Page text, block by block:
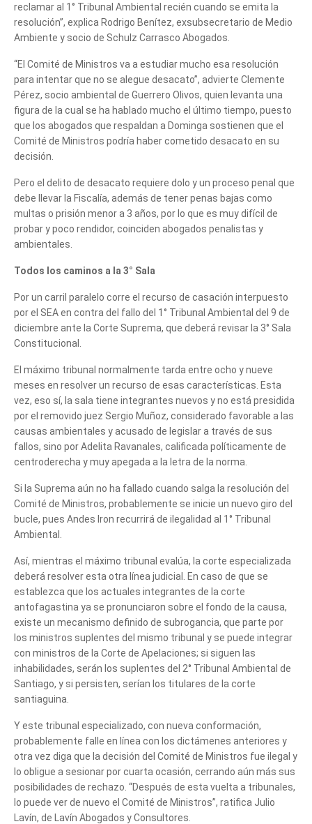
can we help you?
reclamar al 1° Tribunal Ambiental recién cuando se emita la
resolución”, explica Rodrigo Benítez, exsubsecretario de Medio
Ambiente y socio de Schulz Carrasco Abogados.
“El Comité de Ministros va a estudiar mucho esa resolución
para intentar que no se alegue desacato”, advierte Clemente
Pérez, socio ambiental de Guerrero Olivos, quien levanta una
figura de la cual se ha hablado mucho el último tiempo, puesto
que los abogados que respaldan a Dominga sostienen que el
Comité de Ministros podría haber cometido desacato en su
decisión.
Pero el delito de desacato requiere dolo y un proceso penal que
debe llevar la Fiscalía, además de tener penas bajas como
multas o prisión menor a 3 años, por lo que es muy difícil de
probar y poco rendidor, coinciden abogados penalistas y
ambientales.
Todos los caminos a la 3° Sala
Por un carril paralelo corre el recurso de casación interpuesto
por el SEA en contra del fallo del 1° Tribunal Ambiental del 9 de
diciembre ante la Corte Suprema, que deberá revisar la 3° Sala
Constitucional.
El máximo tribunal normalmente tarda entre ocho y nueve
meses en resolver un recurso de esas características. Esta
vez, eso sí, la sala tiene integrantes nuevos y no está presidida
por el removido juez Sergio Muñoz, considerado favorable a las
causas ambientales y acusado de legislar a través de sus
fallos, sino por Adelita Ravanales, calificada políticamente de
centroderecha y muy apegada a la letra de la norma.
Si la Suprema aún no ha fallado cuando salga la resolución del
Comité de Ministros, probablemente se inicie un nuevo giro del
bucle, pues Andes Iron recurrirá de ilegalidad al 1° Tribunal
Ambiental.
Así, mientras el máximo tribunal evalúa, la corte especializada
deberá resolver esta otra línea judicial. En caso de que se
establezca que los actuales integrantes de la corte
antofagastina ya se pronunciaron sobre el fondo de la causa,
existe un mecanismo definido de subrogancia, que parte por
los ministros suplentes del mismo tribunal y se puede integrar
con ministros de la Corte de Apelaciones; si siguen las
inhabilidades, serán los suplentes del 2° Tribunal Ambiental de
Santiago, y si persisten, serían los titulares de la corte
santiaguina.
Y este tribunal especializado, con nueva conformación,
probablemente falle en línea con los dictámenes anteriores y
otra vez diga que la decisión del Comité de Ministros fue ilegal y
lo obligue a sesionar por cuarta ocasión, cerrando aún más sus
posibilidades de rechazo. “Después de esta vuelta a tribunales,
lo puede ver de nuevo el Comité de Ministros”, ratifica Julio
Lavín, de Lavín Abogados y Consultores.